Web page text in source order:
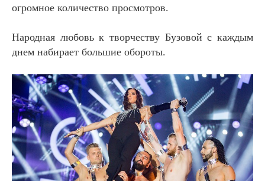
огромное количество просмотров.
Народная любовь к творчеству Бузовой с каждым
днем набирает большие обороты.